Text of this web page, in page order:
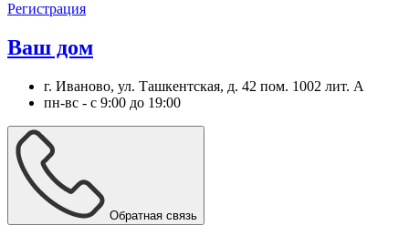
Регистрация
Ваш дом
г. Иваново, ул. Ташкентская, д. 42 пом. 1002 лит. А
пн-вс - с 9:00 до 19:00
Обратная связь